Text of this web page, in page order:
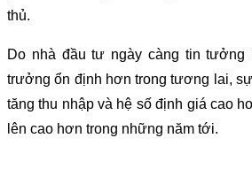
thủ.
Do nhà đầu tư ngày càng tin tưởng
trưởng ổn định hơn trong tương lai,
tăng thu nhập và hệ số định giá cao
lên cao hơn trong những năm tới.